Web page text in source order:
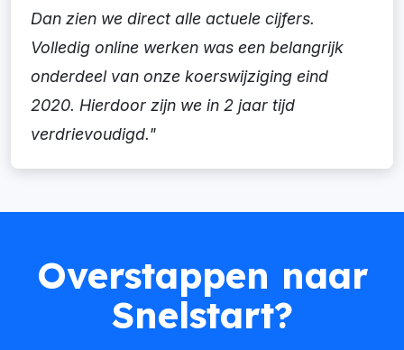
Dan zien we direct alle actuele cijfers.
Volledig online werken was een belangrijk
onderdeel van onze koerswijziging eind
2020. Hierdoor zijn we in 2 jaar tijd
verdrievoudigd."
Overstappen naar
Snelstart?